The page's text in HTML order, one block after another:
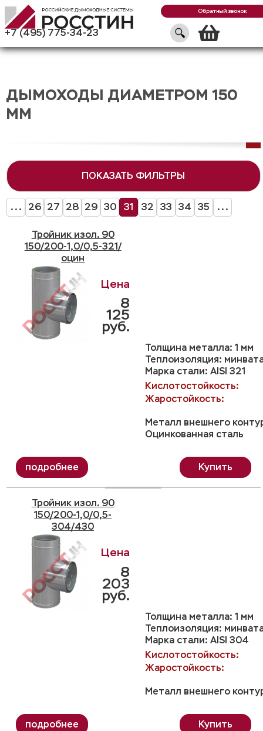
+7 (495) 775-34-23
Обратный звонок
ДЫМОХОДЫ ДИАМЕТРОМ 150
ММ
ПОКАЗАТЬ ФИЛЬТРЫ
... 26 27 28 29 30 31 32 33 34 35 ...
Тройник изол. 90
150/200-1,0/0,5-321/
оцин
Толщина металла: 1 мм
Теплоизоляция:
Марка стали: AISI 321
Кислотостойкость:
Жаростойкость:
Металл внешнего
Оцинкованная сталь
8
125
руб.
Купить
Тройник изол. 90
150/200-1,0/0,5-
304/430
Толщина металла: 1 мм
Теплоизоляция:
Марка стали: AISI 304
Кислотостойкость:
Жаростойкость:
Металл внешнего
8
203
руб.
Купить